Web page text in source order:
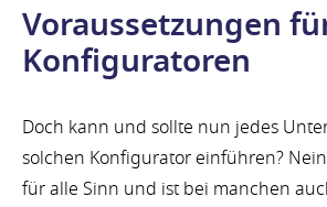
Voraussetzungen
Konfiguratoren
Doch kann und sollte nun jedes
solchen Konfigurator einführen?
für alle Sinn und ist bei manchen